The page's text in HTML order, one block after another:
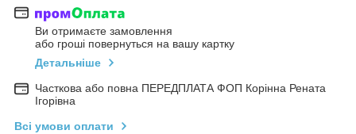
Ви отримаєте замовлення
або гроші повернуться на вашу картку
Детальніше
Часткова або повна ПЕРЕДПЛАТА ФОП Корінна Рената
Ігорівна
Всі умови оплати